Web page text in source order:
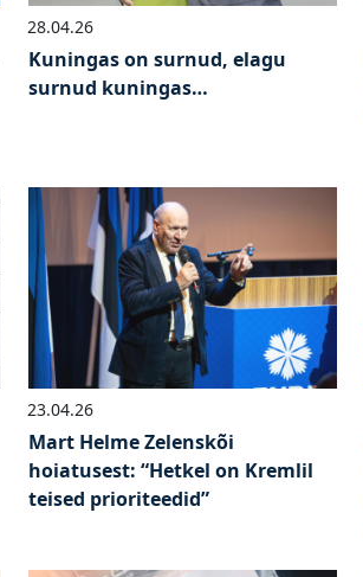
28.04.26
Kuningas on surnud, elagu
surnud kuningas…
23.04.26
Mart Helme Zelenskõi
hoiatusest: “Hetkel on Kremlil
teised prioriteedid”